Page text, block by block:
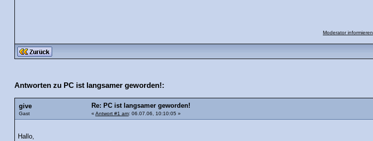
Moderator informieren
Antworten zu PC ist langsamer geworden!:
give
Gast
Re: PC ist langsamer geworden!
« Antwort #1 am: 06.07.06, 10:10:05 »
Hallo,